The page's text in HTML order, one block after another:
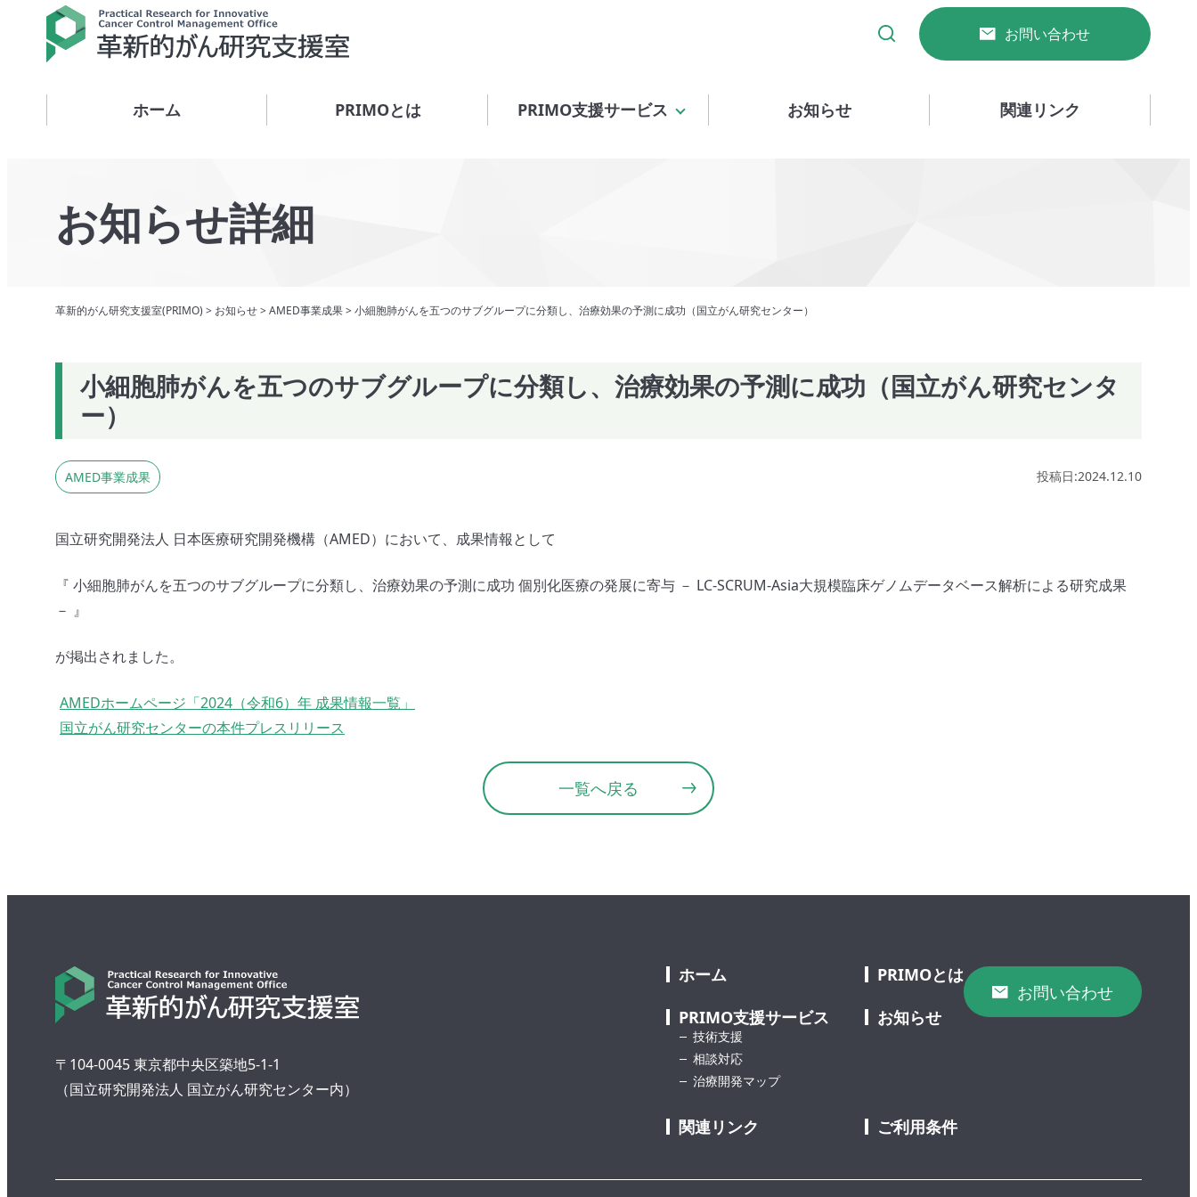
お問い合わせ
ホーム PRIMOとは PRIMO支援サービス お知らせ 関連リンク
お知らせ詳細
革新的がん研究支援室(PRIMO) > お知らせ>AMED事業成果>小細胞肺がんを五つのサブグループに分類し、治療効果の予測に成功（国立がん研究センター）
小細胞肺がんを五つのサブグループに分類し、治療効果の予測に成功（国立がん研究センタ
ー）
AMED事業成果 投稿日:2024.12.10
国立研究開発法人 日本医療研究開発機構（AMED）において、成果情報として
『 小細胞肺がんを五つのサブグループに分類し、治療効果の予測に成功 個別化医療の発展に寄与 － LC-SCRUM-Asia大規模臨床ゲノムデータベース解析による研究成果
－ 』
が掲出されました。
AMEDホームページ「2024（令和6）年 成果情報一覧」
国立がん研究センターの本件プレスリリース
一覧へ戻る
〒104-0045 東京都中央区築地5-1-1
（国立研究開発法人 国立がん研究センター内）
ホーム
PRIMOとは
PRIMO支援サービス
技術支援
相談対応
治療開発マップ
お知らせ
関連リンク ご利用条件
お問い合わせ